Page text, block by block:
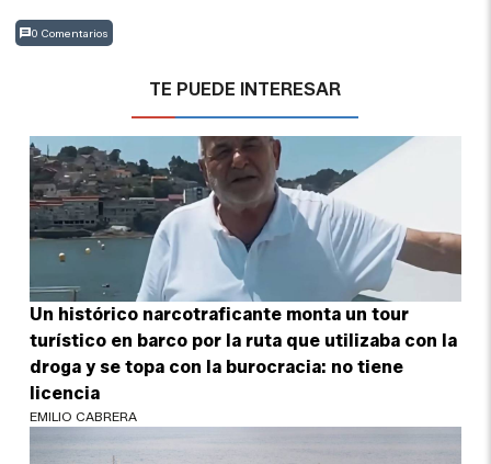
0 Comentarios
TE PUEDE INTERESAR
Un histórico narcotraficante monta un tour
turístico en barco por la ruta que utilizaba con la
droga y se topa con la burocracia: no tiene
licencia
EMILIO CABRERA